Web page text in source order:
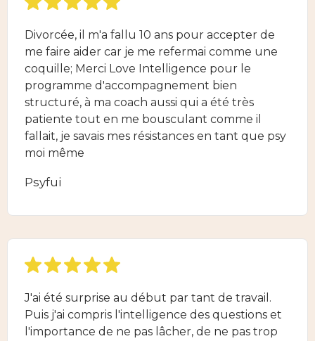
Divorcée, il m'a fallu 10 ans pour accepter de
me faire aider car je me refermai comme une
coquille; Merci Love Intelligence pour le
programme d'accompagnement bien
structuré, à ma coach aussi qui a été très
patiente tout en me bousculant comme il
fallait, je savais mes résistances en tant que psy
moi même
Psyfui
J'ai été surprise au début par tant de travail.
Puis j'ai compris l'intelligence des questions et
l'importance de ne pas lâcher, de ne pas trop